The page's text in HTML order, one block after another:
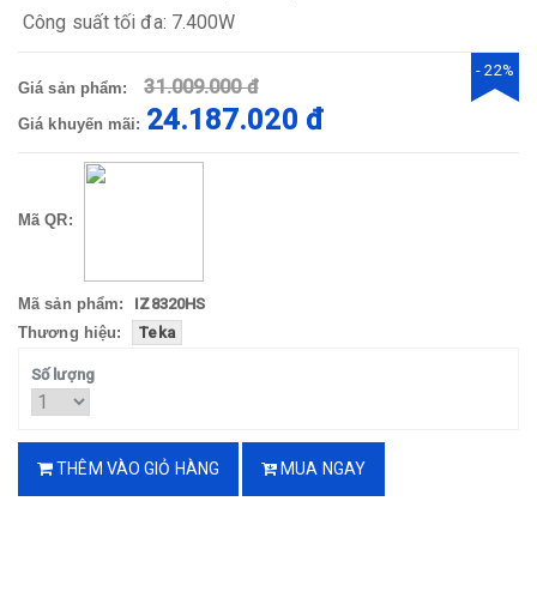
Công suất tối đa: 7.400W
Giá sản phẩm: 31.009.000 đ
Giá khuyến mãi: 24.187.020 đ
- 22%
Mã QR:
Mã sản phẩm:
IZ8320HS
Thương hiệu:
Teka
Số lượng
THÊM VÀO GIỎ HÀNG MUA NGAY